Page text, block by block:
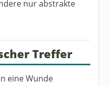
nur abstrakte
Treffer
eine Wunde